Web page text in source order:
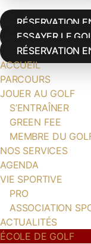
RÉSERVATION
ESSAYER LE
RÉSERVATION
ACCUEIL
PARCOURS
JOUER AU GOLF
S’ENTRAÎNER
GREEN FEE
MEMBRE DU
NOS SERVICES
AGENDA
VIE SPORTIVE
PRO
ASSOCIATION
ACTUALITÉS
ÉCOLE DE GOLF